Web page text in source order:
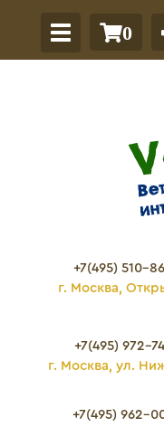
0
+7(495) 510-
г. Москва,
+7(495) 972-
г. Москва, ул.
+7(495) 962-